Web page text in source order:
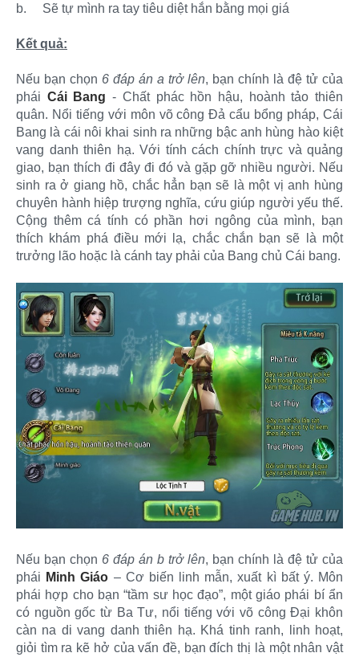
b. Sẽ tự mình ra tay tiêu diệt hắn bằng mọi giá
Kết quả:
Nếu bạn chọn 6 đáp án a trở lên, bạn chính là đệ tử của
phái Cái Bang - Chất phác hồn hậu, hoành tảo thiên
quân. Nổi tiếng với môn võ công Đả cẩu bổng pháp, Cái
Bang là cái nôi khai sinh ra những bậc anh hùng hào kiệt
vang danh thiên hạ. Với tính cách chính trực và quảng
giao, bạn thích đi đây đi đó và gặp gỡ nhiều người. Nếu
sinh ra ở giang hồ, chắc hẳn bạn sẽ là một vị anh hùng
chuyên hành hiệp trượng nghĩa, cứu giúp người yếu thế.
Cộng thêm cá tính có phần hơi ngông của mình, bạn
thích khám phá điều mới lạ, chắc chắn bạn sẽ là một
trưởng lão hoặc là cánh tay phải của Bang chủ Cái bang.
Nếu bạn chọn 6 đáp án b trở lên, bạn chính là đệ tử của
phái Minh Giáo – Cơ biến linh mẫn, xuất kì bất ý. Môn
phái hợp cho bạn “tầm sư học đạo”, một giáo phái bí ẩn
có nguồn gốc từ Ba Tư, nổi tiếng với võ công Đại khôn
càn na di vang danh thiên hạ. Khá tinh ranh, linh hoạt,
giỏi tìm ra kẽ hở của vấn đề, bạn đích thị là một nhân vật